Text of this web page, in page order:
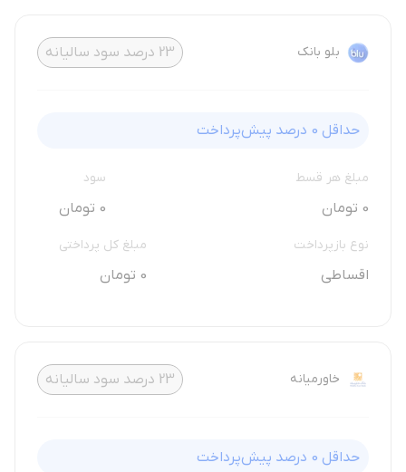
بلو بانک 23 درصد سود سالیانه
حداقل 0 درصد پیش‌پرداخت
مبلغ هر قسط
0 تومان
سود
0 تومان
نوع بازپرداخت
اقساطی
مبلغ کل پرداختی
0 تومان
خاورمیانه 23 درصد سود سالیانه
حداقل 0 درصد پیش‌پرداخت